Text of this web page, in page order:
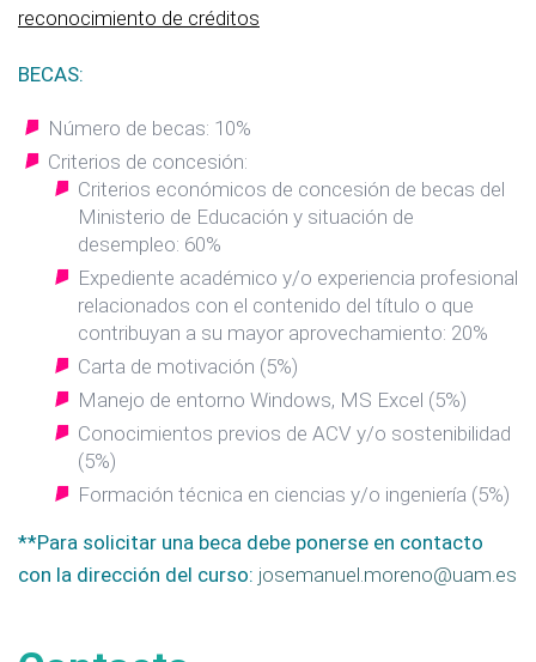
reconocimiento de créditos
BECAS:
Número de becas: 10%
Criterios de concesión:
Criterios económicos de concesión de becas del
Ministerio de Educación y situación de
desempleo: 60%
Expediente académico y/o experiencia profesional
relacionados con el contenido del título o que
contribuyan a su mayor aprovechamiento: 20%
Carta de motivación (5%)
Manejo de entorno Windows, MS Excel (5%)
Conocimientos previos de ACV y/o sostenibilidad
(5%)
Formación técnica en ciencias y/o ingeniería (5%)
**Para solicitar una beca debe ponerse en contacto
con la dirección del curso: josemanuel.moreno@uam.es